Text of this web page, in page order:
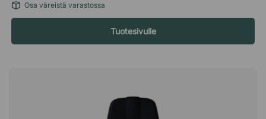
kestävyysvaatimukset. Ehkäise jalkojen turvotusta ja
raskauden tunnetta RH Logic 400 ergonomisessa työtuolissa
on älykäs polvinivelkeinu säädettävällä vastuksella, joka
voidaan lukita mihin tahansa asentoon. Polvinivelkeinu
istumisen aiheuttamaa väsymistä. Istu optimaalisesti
säädettävän istuinsyvyyden ansiosta Istuimessa on mukava
Osa väreistä varastossa
Tuotesivulle